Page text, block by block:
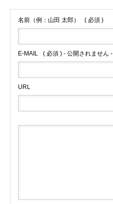
名前（例：山田 太郎） ( 必須 )
E-MAIL ( 必須 ) - 公開されません -
URL